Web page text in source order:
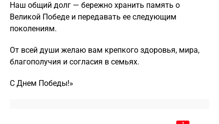
Наш общий долг — бережно хранить память о
Великой Победе и передавать ее следующим
поколениям.
От всей души желаю вам крепкого здоровья, мира,
благополучия и согласия в семьях.
С Днем Победы!»